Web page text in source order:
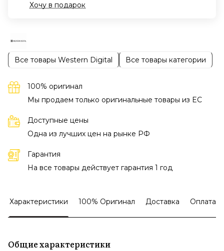
Хочу в подарок
Все товары Western Digital Все товары категории
100% оригинал
Мы продаем только оригинальные товары из EC
Доступные цены
Одна из лучших цен на рынке РФ
Гарантия
На все товары действует гарантия 1 год
Характеристики 100% Оригинал Доставка Оплата
Общие характеристики